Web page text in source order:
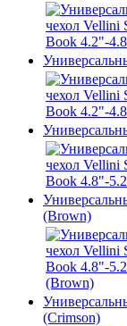
(Brown)
(Crimson)